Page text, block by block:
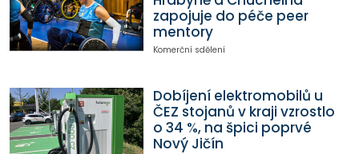
zapojuje do péče peer
mentory
Komerční sdělení
Dobíjení elektromobilů u
ČEZ stojanů v kraji vzrostlo
o 34 %, na špici poprvé
Nový Jičín